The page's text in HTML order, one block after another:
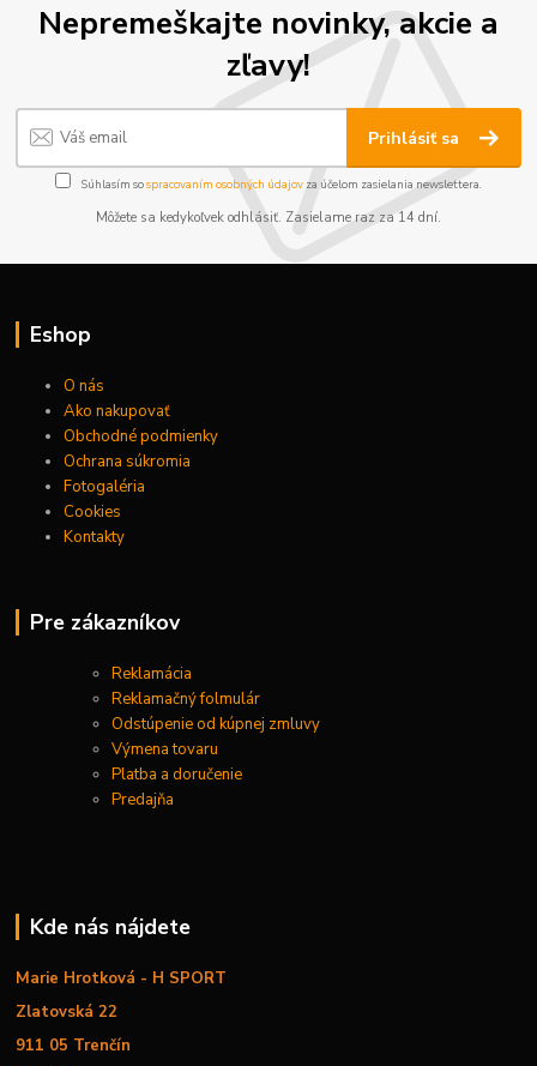
Nepremeškajte novinky, akcie a
zľavy!
Prihlásiť sa
Súhlasím sospracovaním osobných údajov za účelom zasielania newslettera.
Môžete sa kedykoľvek odhlásiť. Zasielame raz za 14 dní.
Eshop
O nás
Ako nakupovať
Obchodné podmienky
Ochrana súkromia
Fotogaléria
Cookies
Kontakty
Pre zákazníkov
Reklamácia
Reklamačný folmulár
Odstúpenie od kúpnej zmluvy
Výmena tovaru
Platba a doručenie
Predajňa
Kde nás nájdete
Marie Hrotková - H SPORT
Zlatovská 22
911 05 Trenčín